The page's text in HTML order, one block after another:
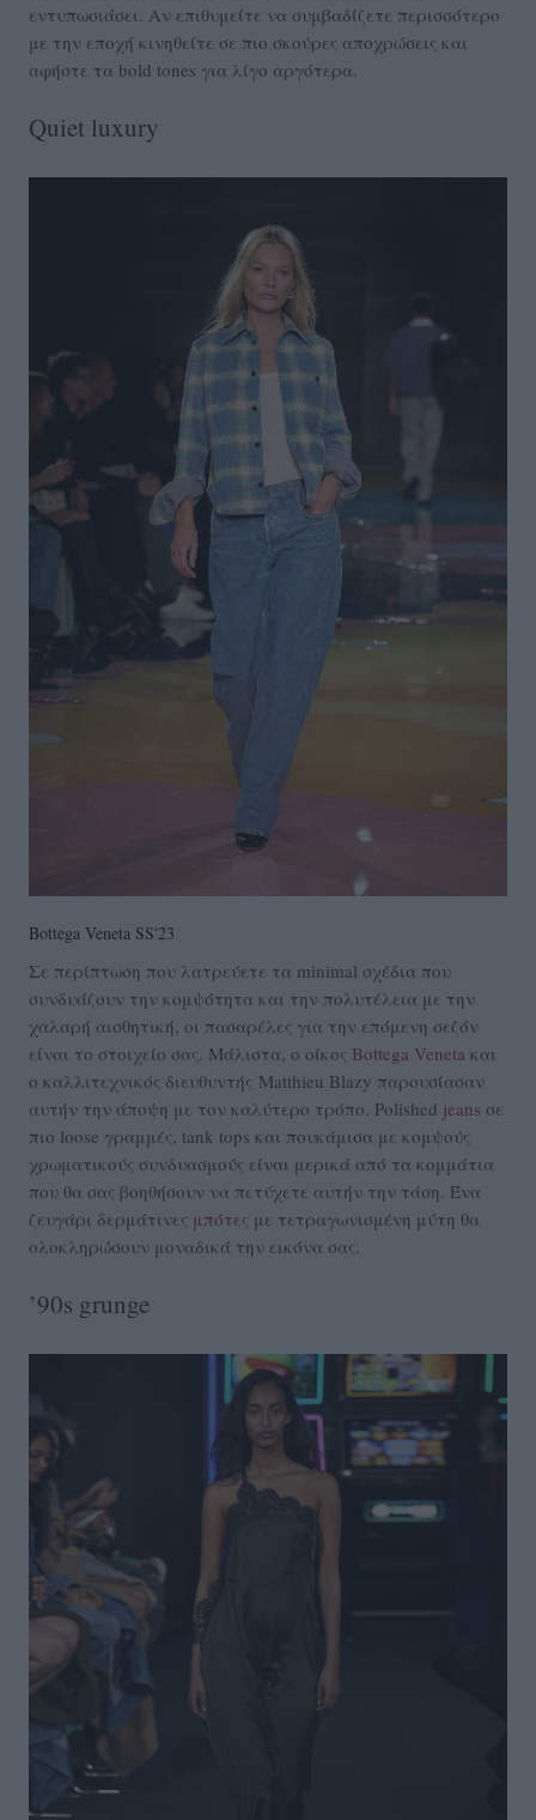
εντυπωσιάσει. Αν επιθυμείτε να συμβαδίζετε περισσότερο
με την εποχή κινηθείτε σε πιο σκούρες αποχρώσεις και
αφήστε τα bold tones για λίγο αργότερα.
Quiet luxury
Bottega Veneta SS'23
Σε περίπτωση που λατρεύετε τα minimal σχέδια που
συνδυάζουν την κομψότητα και την πολυτέλεια με την
χαλαρή αισθητική, οι πασαρέλες για την επόμενη σεζόν
είναι το στοιχείο σας. Μάλιστα, ο οίκος Bottega Veneta και
ο καλλιτεχνικός διευθυντής Matthieu Blazy παρουσίασαν
αυτήν την άποψη με τον καλύτερο τρόπο. Polished jeans σε
πιο loose γραμμές, tank tops και πουκάμισα με κομψούς
χρωματικούς συνδυασμούς είναι μερικά από τα κομμάτια
που θα σας βοηθήσουν να πετύχετε αυτήν την τάση. Ένα
ζευγάρι δερμάτινες μπότες με τετραγωνισμένη μύτη θα
ολοκληρώσουν μοναδικά την εικόνα σας.
’90s grunge